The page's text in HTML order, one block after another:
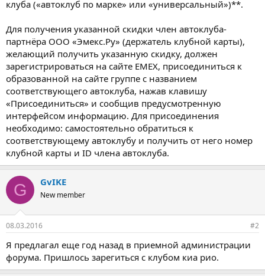
клуба («автоклуб по марке» или «универсальный»)**.
Для получения указанной скидки член автоклуба-
партнёра ООО «Эмекс.Ру» (держатель клубной карты),
желающий получить указанную скидку, должен
зарегистрироваться на сайте EMEX, присоединиться к
образованной на сайте группе с названием
соответствующего автоклуба, нажав клавишу
«Присоединиться» и сообщив предусмотренную
интерфейсом информацию. Для присоединения
необходимо: самостоятельно обратиться к
соответствующему автоклубу и получить от него номер
клубной карты и ID члена автоклуба.
G GvIKE
New member
08.03.2016 #2
Я предлагал еще год назад в приемной администрации
форума. Пришлось зарегиться с клубом киа рио.